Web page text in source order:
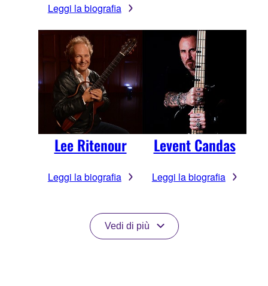
Leggi la biografia
Lee Ritenour
Leggi la biografia
Levent Candas
Leggi la biografia
Vedi di più